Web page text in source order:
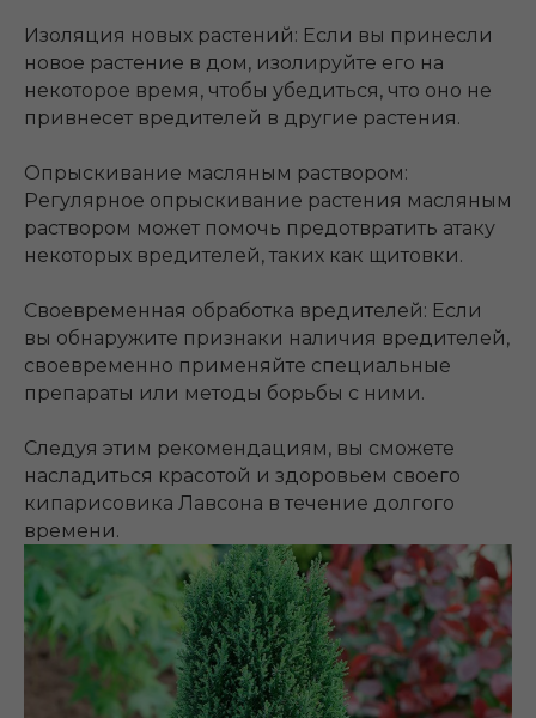
Изоляция новых растений: Если вы принесли
новое растение в дом, изолируйте его на
некоторое время, чтобы убедиться, что оно не
привнесет вредителей в другие растения.
Опрыскивание масляным раствором:
Регулярное опрыскивание растения масляным
раствором может помочь предотвратить атаку
некоторых вредителей, таких как щитовки.
Своевременная обработка вредителей: Если
вы обнаружите признаки наличия вредителей,
своевременно применяйте специальные
препараты или методы борьбы с ними.
Следуя этим рекомендациям, вы сможете
насладиться красотой и здоровьем своего
кипарисовика Лавсона в течение долгого
времени.